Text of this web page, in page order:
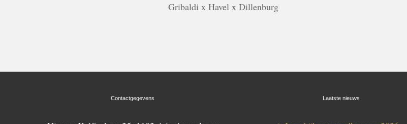
Gribaldi x Havel x Dillenburg
Contactgegevens Laatste nieuws